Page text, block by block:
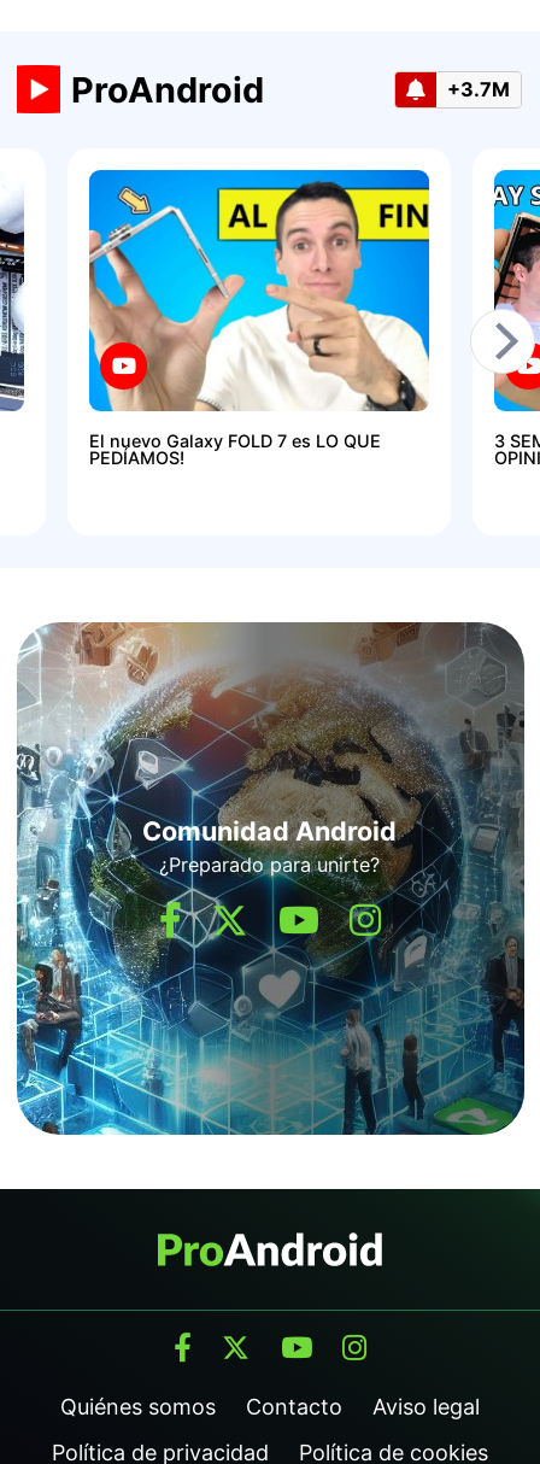
ProAndroid +3.7M
El nuevo Galaxy FOLD 7 es LO QUE
PEDÍAMOS!
3
Comunidad Android
¿Preparado para unirte?
Quiénes somos Contacto
Aviso legal
Política de privacidad
Política de cookies